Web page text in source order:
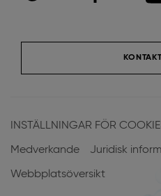
Pied
de
INSTÄLLNINGAR FÖR
Medverkande Juridisk
Webbplatsöversikt